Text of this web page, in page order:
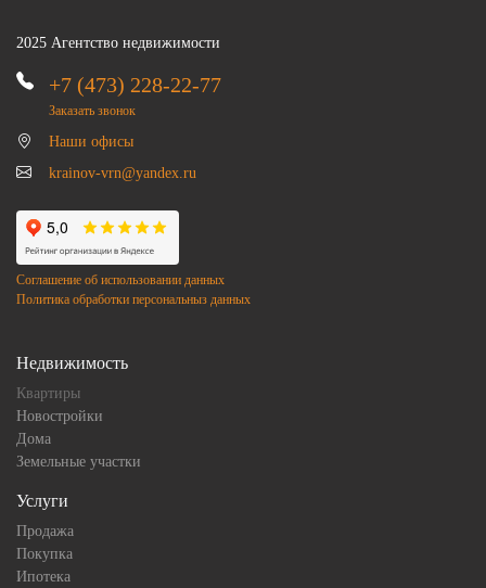
2025 Агентство недвижимости
+7 (473) 228-22-77
Заказать звонок
Наши офисы
krainov-vrn@yandex.ru
Соглашение об использовании данных
Политика обработки персональныз данных
Недвижимость
Квартиры
Новостройки
Дома
Земельные участки
Услуги
Продажа
Покупка
Ипотека